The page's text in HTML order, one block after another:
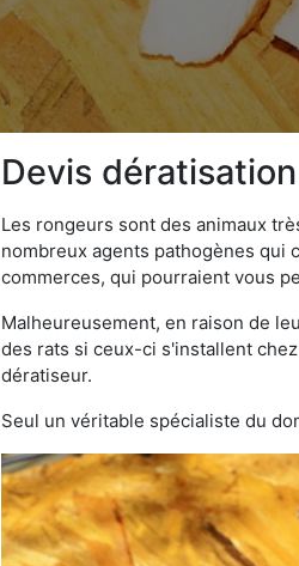
Devis
Les rongeurs sont des animaux
nombreux agents pathogènes qui
commerces, qui pourraient vous
Malheureusement, en raison de
des rats si ceux-ci s'installent
dératiseur.
Seul un véritable spécialiste du